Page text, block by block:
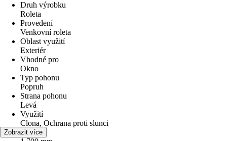
Druh výrobku
Roleta
Provedení
Venkovní roleta
Oblast využití
Exteriér
Vhodné pro
Okno
Typ pohonu
Popruh
Strana pohonu
Levá
Využití
Clona, Ochrana proti slunci
Šířka
Zobrazit více